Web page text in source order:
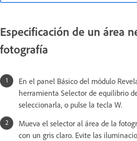
Especificación de un área
fotografía
En el panel Básico del módulo
herramienta Selector de equilibrio
seleccionarla, o pulse la tecla W.
Mueva el selector al área de la
con un gris claro. Evite las